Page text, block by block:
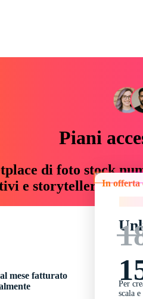
Piani
di foto stock
e storyteller
mese fatturato
In offerta ora!
Per
scala